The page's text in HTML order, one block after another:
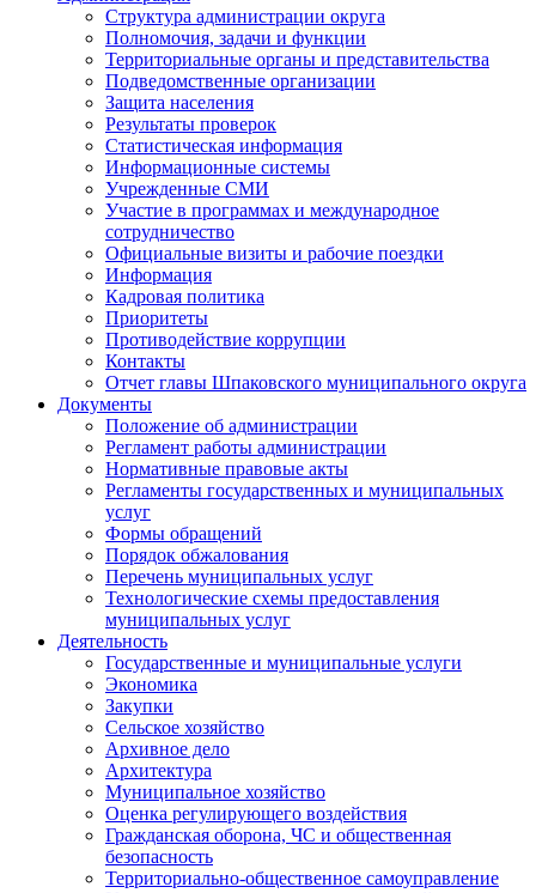
Структура администрации округа
Полномочия, задачи и функции
Территориальные органы и представительства
Подведомственные организации
Защита населения
Результаты проверок
Статистическая информация
Информационные системы
Учрежденные СМИ
Участие в программах и международное
сотрудничество
Официальные визиты и рабочие поездки
Информация
Кадровая политика
Приоритеты
Противодействие коррупции
Контакты
Отчет главы Шпаковского муниципального округа
Документы
Положение об администрации
Регламент работы администрации
Нормативные правовые акты
Регламенты государственных и муниципальных
услуг
Формы обращений
Порядок обжалования
Перечень муниципальных услуг
Технологические схемы предоставления
муниципальных услуг
Деятельность
Государственные и муниципальные услуги
Экономика
Закупки
Сельское хозяйство
Архивное дело
Архитектура
Муниципальное хозяйство
Оценка регулирующего воздействия
Гражданская оборона, ЧС и общественная
безопасность
Территориально-общественное самоуправление